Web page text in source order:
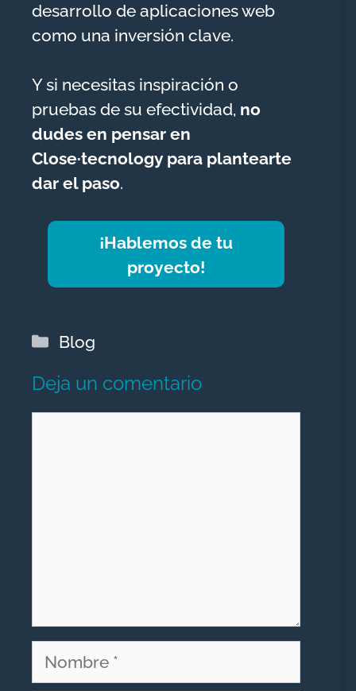
desarrollo de aplicaciones web
como una inversión clave.
Y si necesitas inspiración o
pruebas de su efectividad, no
dudes en pensar en
Close·tecnology para plantearte
dar el paso.
¡Hablemos de tu
proyecto!
Categorías
Blog
Deja un comentario
Nombre